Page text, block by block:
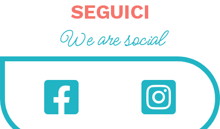
SEGUICI
We are social